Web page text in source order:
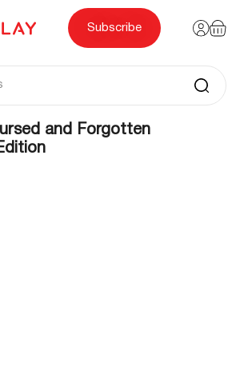
Subscribe
and Forgotten